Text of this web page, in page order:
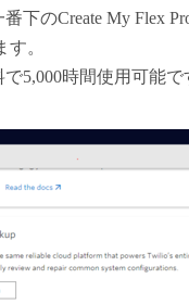
下のCreate My Flex
。
5,000時間使用可能で